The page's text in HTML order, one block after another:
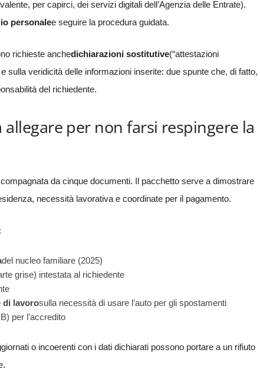
per capirci, dei servizi digitali dell’Agenzia delle Entrate).
personalee seguire la procedura guidata.
richieste anchedichiarazioni sostitutive(“attestazioni
e sulla veridicità delle informazioni inserite: due spunte che, di fatto,
del richiedente.
per non farsi respingere la
da cinque documenti. Il pacchetto serve a dimostrare
necessità lavorativa e coordinate per il pagamento.
del nucleo familiare (2025)
grise) intestata al richiedente
di lavorosulla necessità di usare l’auto per gli spostamenti
per l’accredito
o incoerenti con i dati dichiarati possono portare a un rifiuto